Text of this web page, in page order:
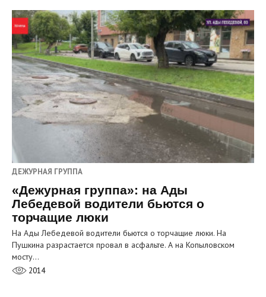
ДЕЖУРНАЯ ГРУППА
«Дежурная группа»: на Ады
Лебедевой водители бьются о
торчащие люки
На Ады Лебедевой водители бьются о торчащие люки. На
Пушкина разрастается провал в асфальте. А на Копыловском
мосту…
2014